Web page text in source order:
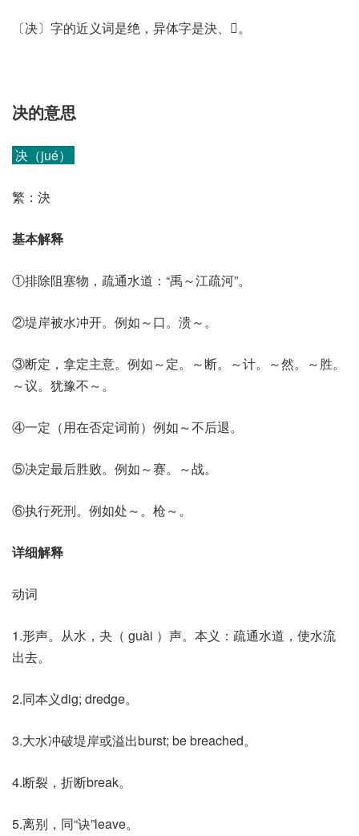
〔决〕字的近义词是绝，异体字是決、𣲺。
决的意思
决（jué）
繁：決
基本解释
①排除阻塞物，疏通水道：“禹～江疏河”。
②堤岸被水冲开。例如～口。溃～。
③断定，拿定主意。例如～定。～断。～计。～然。～胜。
～议。犹豫不～。
④一定（用在否定词前）例如～不后退。
⑤决定最后胜败。例如～赛。～战。
⑥执行死刑。例如处～。枪～。
详细解释
动词
1.形声。从水，夬（ guài ）声。本义：疏通水道，使水流
出去。
2.同本义dig; dredge。
3.大水冲破堤岸或溢出burst; be breached。
4.断裂，折断break。
5.离别，同“诀”leave。